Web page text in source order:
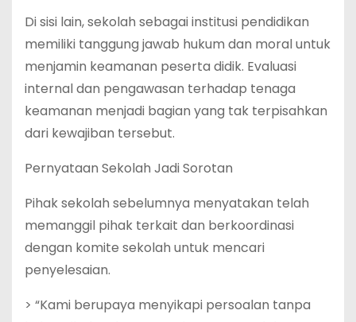
Di sisi lain, sekolah sebagai institusi pendidikan
memiliki tanggung jawab hukum dan moral untuk
menjamin keamanan peserta didik. Evaluasi
internal dan pengawasan terhadap tenaga
keamanan menjadi bagian yang tak terpisahkan
dari kewajiban tersebut.
Pernyataan Sekolah Jadi Sorotan
Pihak sekolah sebelumnya menyatakan telah
memanggil pihak terkait dan berkoordinasi
dengan komite sekolah untuk mencari
penyelesaian.
> “Kami berupaya menyikapi persoalan tanpa